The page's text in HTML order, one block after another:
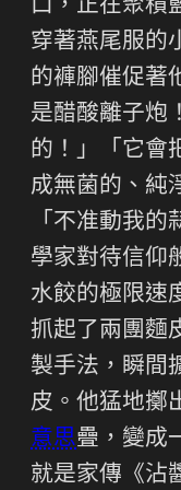
口，正在聚積
穿著燕尾服的
的褲腳催促著
是醋酸離子炮
的！」「它會
成無菌的、純
「不准動我
學家對待信仰
水餃的極限速
抓起了兩團麵
製手法，瞬間
皮。他猛地擲
意思疊，變成
就是家傳《沾